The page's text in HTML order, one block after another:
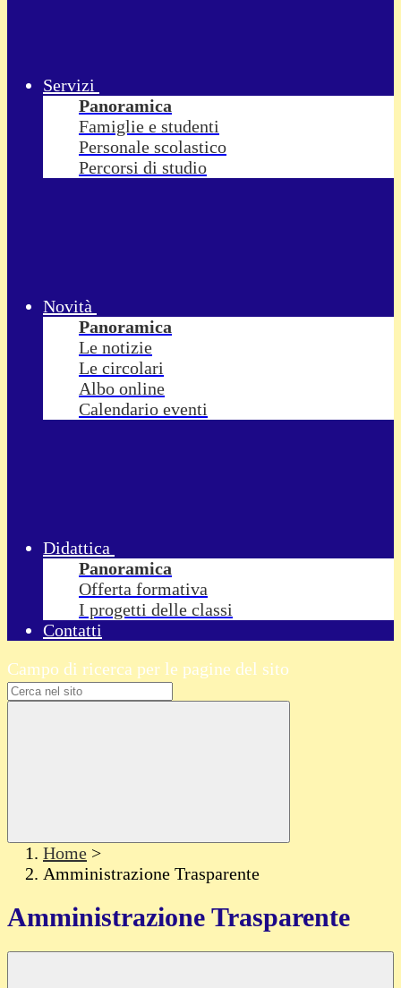
Servizi
Panoramica
Famiglie e studenti
Personale scolastico
Percorsi di studio
Novità
Panoramica
Le notizie
Le circolari
Albo online
Calendario eventi
Didattica
Panoramica
Offerta formativa
I progetti delle classi
Contatti
Campo di ricerca per le pagine del sito
Home >
Amministrazione Trasparente
Amministrazione Trasparente